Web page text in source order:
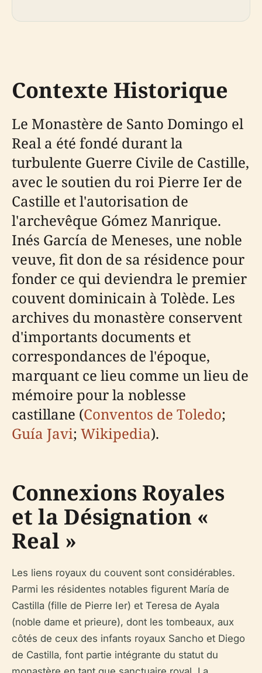
Contexte Historique
Le Monastère de Santo Domingo el
Real a été fondé durant la
turbulente Guerre Civile de Castille,
avec le soutien du roi Pierre Ier de
Castille et l'autorisation de
l'archevêque Gómez Manrique.
Inés García de Meneses, une noble
veuve, fit don de sa résidence pour
fonder ce qui deviendra le premier
couvent dominicain à Tolède. Les
archives du monastère conservent
d'importants documents et
correspondances de l'époque,
marquant ce lieu comme un lieu de
mémoire pour la noblesse
castillane (Conventos de Toledo;
Guía Javi; Wikipedia).
Connexions Royales
et la Désignation «
Real »
Les liens royaux du couvent sont considérables.
Parmi les résidentes notables figurent María de
Castilla (fille de Pierre Ier) et Teresa de Ayala
(noble dame et prieure), dont les tombeaux, aux
côtés de ceux des infants royaux Sancho et Diego
de Castilla, font partie intégrante du statut du